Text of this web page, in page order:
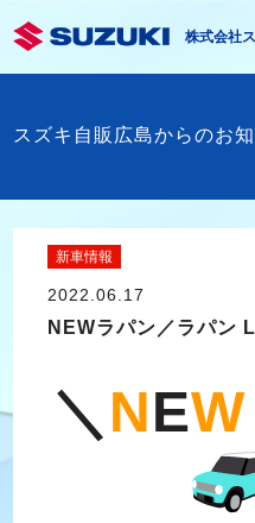
株式会社
スズキ自販広島からのお
新車情報
2022.06.17
NEWラパン／ラパン
＼ NEW